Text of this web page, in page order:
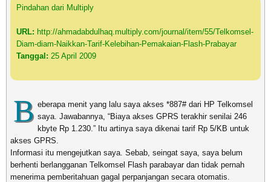
Pindahan dari Multiply
URL: http://ahmadabdulhaq.multiply.com/journal/item/55/Telkomsel-
Diam-diam-Naikkan-Tarif-Kelebihan-Pemakaian-Flash-Prabayar
Tanggal: 25 April 2009
B eberapa menit yang lalu saya akses *887# dari HP Telkomsel
saya. Jawabannya, “Biaya akses GPRS terakhir senilai 246
kbyte Rp 1.230.” Itu artinya saya dikenai tarif Rp 5/KB untuk
akses GPRS.
Informasi itu mengejutkan saya. Sebab, seingat saya, saya belum
berhenti berlangganan Telkomsel Flash parabayar dan tidak pernah
menerima pemberitahuan gagal perpanjangan secara otomatis.